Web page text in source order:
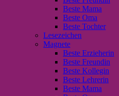
Beste Mama
Beste Oma
Beste Tochter
Lesezeichen
Magnete
Beste Erzieherin
Beste Freundin
Beste Kollegin
Beste Lehrerin
Beste Mama